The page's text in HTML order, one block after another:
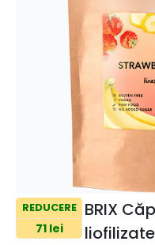
REDUCERE
71 lei
BRIX
liofilizate